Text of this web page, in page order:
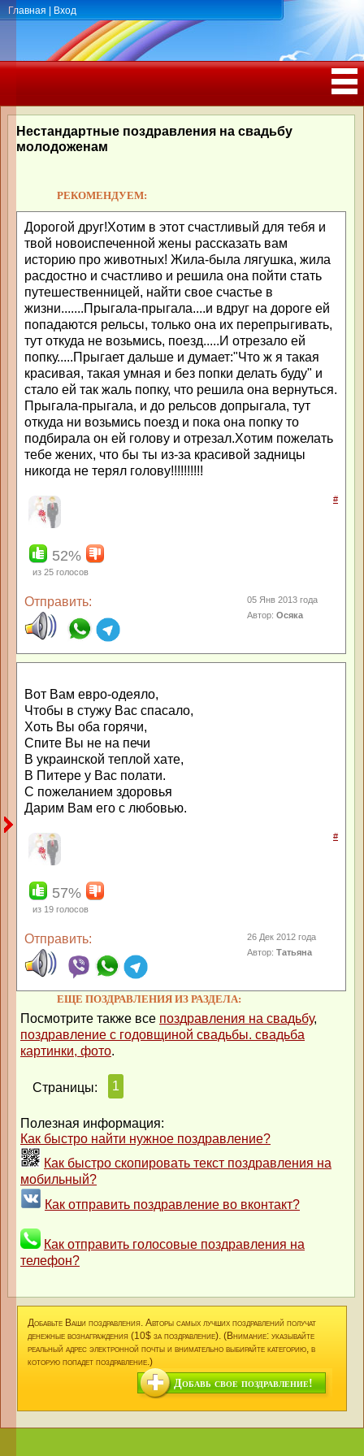
Главная Вход
РОЖДЕНИЯ, ЮБИЛЕЕМ
Нестандартные поздравления на свадьбу
молодоженам
РЕКОМЕНДУЕМ:
Дорогой друг!Хотим в этот счастливый для тебя и
твой новоиспеченной жены рассказать вам
историю про животных! Жила-была лягушка, жила
расдостно и счастливо и решила она пойти стать
путешественницей, найти свое счастье в
жизни.......Прыгала-прыгала....и вдруг на дороге ей
попадаются рельсы, только она их перепрыгивать,
тут откуда не возьмись, поезд.....И отрезало ей
попку.....Прыгает дальше и думает:"Что ж я такая
красивая, такая умная и без попки делать буду" и
стало ей так жаль попку, что решила она вернуться.
Прыгала-прыгала, и до рельсов допрыгала, тут
откуда ни возьмись поезд и пока она попку то
подбирала он ей голову и отрезал.Хотим пожелать
тебе жених, что бы ты из-за красивой задницы
никогда не терял голову!!!!!!!!!!
#
52%
из 25 голосов
Отправить:
05 Янв 2013 года
Автор:Осяка
Вот Вам евро-одеяло,
Чтобы в стужу Вас спасало,
Хоть Вы оба горячи,
Спите Вы не на печи
В украинской теплой хате,
В Питере у Вас полати.
С пожеланием здоровья
Дарим Вам его с любовью.
#
57%
из 19 голосов
Отправить:
26 Дек 2012 года
Автор:Татьяна
ЕЩЕ ПОЗДРАВЛЕНИЯ ИЗ РАЗДЕЛА:
Посмотрите также все поздравления на свадьбу,
поздравление с годовщиной свадьбы. свадьба
картинки, фото.
Страницы: 1
Полезная информация:
Как быстро найти нужное поздравление?
Как быстро скопировать текст поздравления на
мобильный?
Как отправить поздравление во вконтакт?
Как отправить голосовые поздравления на
телефон?
Добавьте Ваши поздравления. Авторы самых лучших поздравлений получат
денежные вознаграждения (10$ за поздравление). (Внимание: указывайте
реальный адрес электронной почты и внимательно выбирайте категорию, в
которую попадет поздравление.)
Добавь свое поздравление!